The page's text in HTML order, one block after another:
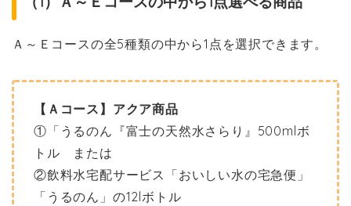
Ａ～Ｅコースの全5種類の中から1点を選択できます。
【 Ａコース 】アクア商品
①「うるのん『富士の天然水さらり』500mlボ
トル または
②飲料水宅配サービス「おいしい水の宅急便」
「うるのん」の12lボトル